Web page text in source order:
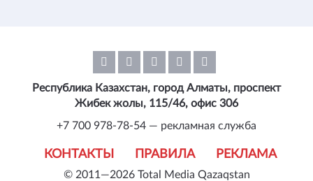
© 2011—2026 Total Media Qazaqstan
КОНТАКТЫ ПРАВИЛА РЕКЛАМА
Республика Казахстан, город Алматы, проспект
Жибек жолы, 115/46, офис 306
+7 700 978-78-54 — рекламная служба